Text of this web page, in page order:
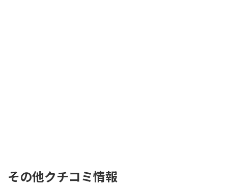
その他クチコミ情報